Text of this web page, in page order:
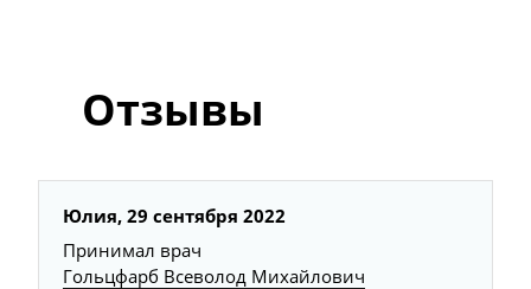
Отзывы
Юлия, 29 сентября 2022
Принимал врач
Гольцфарб Всеволод Михайлович